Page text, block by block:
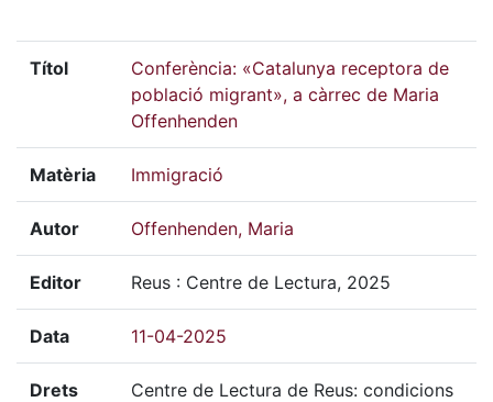
Títol
Conferència: «Catalunya receptora de
població migrant», a càrrec de Maria
Offenhenden
Matèria Immigració
Autor Offenhenden, Maria
Editor Reus : Centre de Lectura, 2025
Data 11-04-2025
Drets
Centre de Lectura de Reus: condicions